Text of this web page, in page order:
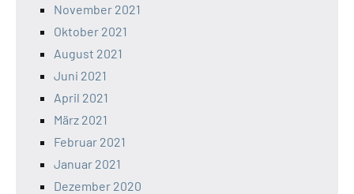
November 2021
Oktober 2021
August 2021
Juni 2021
April 2021
März 2021
Februar 2021
Januar 2021
Dezember 2020